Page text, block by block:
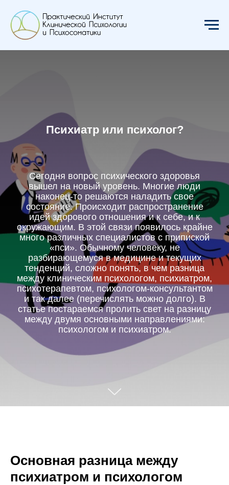
Психиатр или психолог?
Сегодня вопрос психического здоровья
вышел на новый уровень. Многие люди
наконец-то решаются наладить свое
состояние. Происходит распространение
идей здорового отношения и к себе, и к
окружающим. В этой связи появилось крайне
много различных специалистов с припиской
«пси». Обычному человеку, не
разбирающемуся в медицине и текущих
тенденций, сложно понять, в чем разница
между клиническим психологом, психиатром,
психотерапевтом, психологом-консультантом
и так далее (перечислять можно долго). В
статье постараемся пролить свет на разницу
между двумя основными направлениями:
психологом и психиатром.
Основная разница между
психиатром и психологом